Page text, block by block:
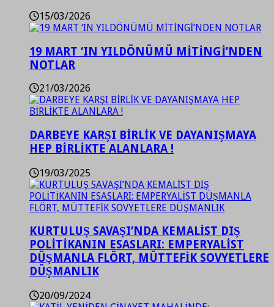
15/03/2026
19 MART ‘IN YILDÖNÜMÜ MİTİNGİ’NDEN
NOTLAR
21/03/2026
DARBEYE KARŞI BİRLİK VE DAYANIŞMAYA
HEP BİRLİKTE ALANLARA !
19/03/2025
KURTULUŞ SAVAŞI’NDA KEMALİST DIŞ
POLİTİKANIN ESASLARI: EMPERYALİST
DÜŞMANLA FLÖRT, MÜTTEFİK SOVYETLERE
DÜŞMANLIK
20/09/2024